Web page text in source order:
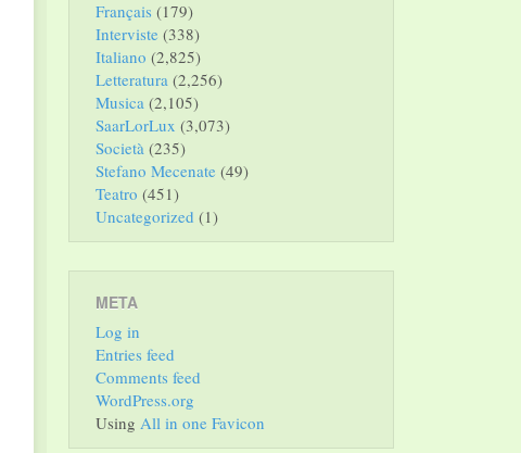
Français (179)
Interviste (338)
Italiano (2,825)
Letteratura (2,256)
Musica (2,105)
SaarLorLux (3,073)
Società (235)
Stefano Mecenate (49)
Teatro (451)
Uncategorized (1)
META
Log in
Entries feed
Comments feed
WordPress.org
Using All in one Favicon